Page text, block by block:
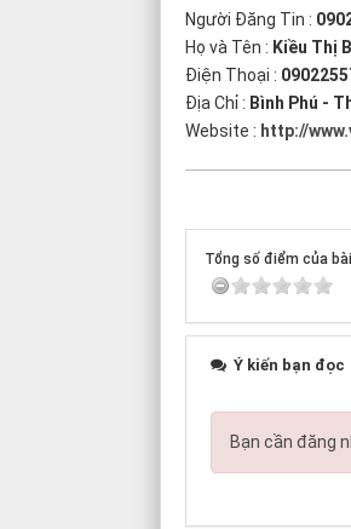
Người Đăng Tin :
Họ và Tên : Kiều Thị
Điện Thoại :
Địa Chỉ : Bình Phú -
Website : http://
Tổng số điểm của
Ý kiến bạn đọc
Bạn cần đăng